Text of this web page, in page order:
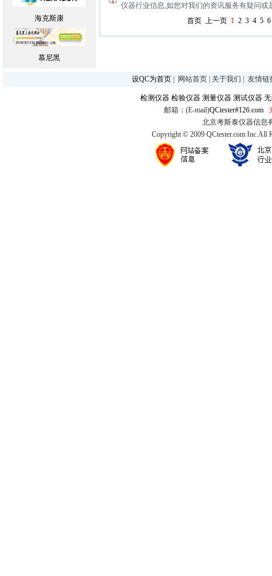
海克斯康
慕尼黑
仪器行业信息,如您对我们的资讯服务有疑问或
首页 上一页1 2 3 4 5 6
设QC为首页 网站首页 关于我们 友情链
检测仪器 检验仪器 测量仪器 测试仪器
邮箱：(E-mail)QCtester#126.com
北京考斯泰仪器信息
Copyright © 2009 QCtester.com Inc.All